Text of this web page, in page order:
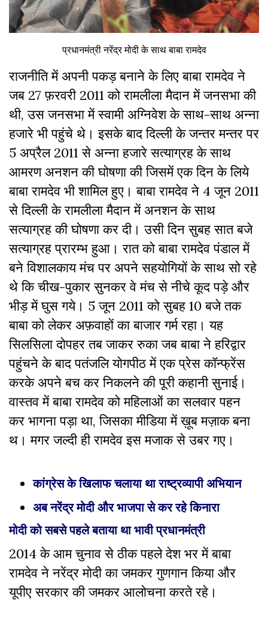
प्रधानमंत्री नरेंद्र मोदी के साथ बाबा रामदेव
राजनीति में अपनी पकड़ बनाने के लिए बाबा रामदेव ने
जब 27 फ़रवरी 2011 को रामलीला मैदान में जनसभा की
थी, उस जनसभा में स्वामी अग्निवेश के साथ-साथ अन्ना
हजारे भी पहुंचे थे। इसके बाद दिल्ली के जन्तर मन्तर पर
5 अप्रैल 2011 से अन्ना हजारे सत्याग्रह के साथ
आमरण अनशन की घोषणा की जिसमें एक दिन के लिये
बाबा रामदेव भी शामिल हुए। बाबा रामदेव ने 4 जून 2011
से दिल्ली के रामलीला मैदान में अनशन के साथ
सत्याग्रह की घोषणा कर दी। उसी दिन सुबह सात बजे
सत्याग्रह प्रारम्भ हुआ। रात को बाबा रामदेव पंडाल में
बने विशालकाय मंच पर अपने सहयोगियों के साथ सो रहे
थे कि चीख-पुकार सुनकर वे मंच से नीचे कूद पड़े और
भीड़ में घुस गये। 5 जून 2011 को सुबह 10 बजे तक
बाबा को लेकर अफ़वाहों का बाजार गर्म रहा। यह
सिलसिला दोपहर तब जाकर रुका जब बाबा ने हरिद्वार
पहुंचने के बाद पतंजलि योगपीठ में एक प्रेस कॉन्फ्रेंस
करके अपने बच कर निकलने की पूरी कहानी सुनाई।
वास्तव में बाबा रामदेव को महिलाओं का सलवार पहन
कर भागना पड़ा था, जिसका मीडिया में ख़ूब मज़ाक बना
थ। मगर जल्दी ही रामदेव इस मजाक से उबर गए।
कांग्रेस के खिलाफ चलाया था राष्ट्रव्यापी अभियान
अब नरेंद्र मोदी और भाजपा से कर रहे किनारा
मोदी को सबसे पहले बताया था भावी प्रधानमंत्री
2014 के आम चुनाव से ठीक पहले देश भर में बाबा
रामदेव ने नरेंद्र मोदी का जमकर गुणगान किया और
यूपीए सरकार की जमकर आलोचना करते रहे।